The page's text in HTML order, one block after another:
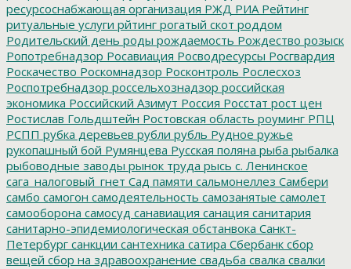
ресурсоснабжающая организация РЖД РИА Рейтинг
ритуальные услуги рйтинг рогатый скот роддом
Родительский день роды рождаемость Рождество розыск
Ропотребнадзор Росавиация Росводресурсы Росгвардия
Роскачество Роскомнадзор Росконтроль Рослесхоз
Роспотребнадзор россельхознадзор российская
экономика Российский Азимут Россия Росстат рост цен
Ростислав Гольдштейн Ростовская область роуминг РПЦ
РСПП рубка деревьев рубли рубль Рудное ружье
рукопашный бой Румянцева Русская поляна рыба рыбалка
рыбоводные заводы рынок труда рысь с. Ленинское
сага_налоговый_гнет Сад памяти сальмонеллез Самбери
самбо самогон самодеятельность самозанятые самолет
самооборона самосуд санавиация санация санитария
санитарно-эпидемиологическая обстанвока Санкт-
Петербург санкции сантехника сатира Сбербанк сбор
вещей сбор на здравоохранение свадьба свалка свалки